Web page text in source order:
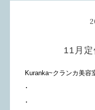
11月
Kuranka~クランカ美容
･
･